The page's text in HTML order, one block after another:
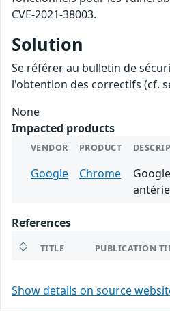
CVE-2021-38003.
Solution
Se référer au bulletin de
l'obtention des correctifs (cf.
None
Impacted products
VENDOR PRODUCT
Google Chrome
References
TITLE PUBLICATION
Show details on source